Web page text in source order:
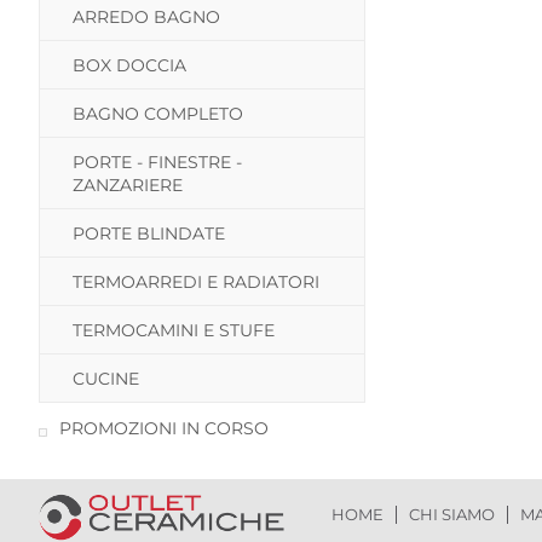
ARREDO BAGNO
BOX DOCCIA
BAGNO COMPLETO
PORTE - FINESTRE -
ZANZARIERE
PORTE BLINDATE
TERMOARREDI E RADIATORI
TERMOCAMINI E STUFE
CUCINE
PROMOZIONI IN CORSO
HOME CHI SIAMO